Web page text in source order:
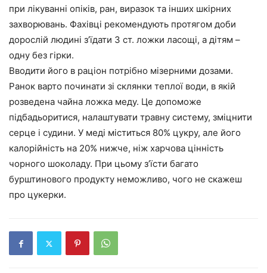
при лікуванні опіків, ран, виразок та інших шкірних
захворювань. Фахівці рекомендують протягом доби
дорослій людині з’їдати 3 ст. ложки ласощі, а дітям –
одну без гірки.
Вводити його в раціон потрібно мізерними дозами.
Ранок варто починати зі склянки теплої води, в якій
розведена чайна ложка меду. Це допоможе
підбадьоритися, налаштувати травну систему, зміцнити
серце і судини. У меді міститься 80% цукру, але його
калорійність на 20% нижче, ніж харчова цінність
чорного шоколаду. При цьому з’їсти багато
бурштинового продукту неможливо, чого не скажеш
про цукерки.